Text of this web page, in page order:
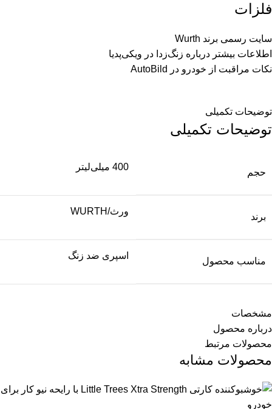
فلزات
سایت رسمی برند Wurth
اطلاعات بیشتر درباره زنگ‌زدا در ویکی‌پدیا
نکات مراقبت از خودرو در AutoBild
توضیحات تکمیلی
توضیحات تکمیلی
حجم
400 میلی‌لیتر
برند
ورث/WURTH
مناسب محصول
اسپری ضد زنگ
مشخصات
درباره محصول
محصولات مرتبط
محصولات مشابه